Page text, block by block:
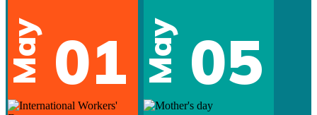
May 01 May 05